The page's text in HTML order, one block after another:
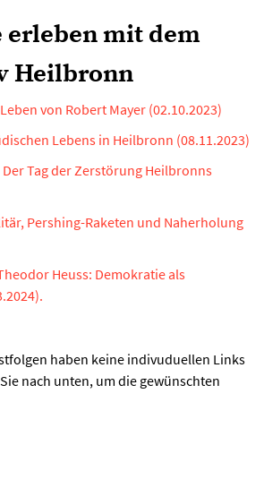
erleben mit dem
Heilbronn
von Robert Mayer (02.10.2023)
Lebens in Heilbronn (08.11.2023)
Der Tag der Zerstörung Heilbronns
Pershing-Raketen und Naherholung
Heuss: Demokratie als
haben keine indivuduellen Links
nach unten, um die gewünschten